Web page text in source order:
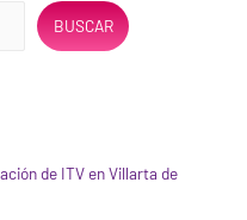
BUSCAR
de ITV en Villarta de